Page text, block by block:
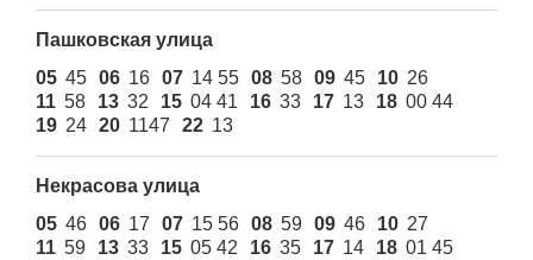
Пашковская улица
05 45 06 16 07 14 55 08 58 09 45 10 26
11 58 13 32 15 04 41 16 33 17 13 18 00 44
19 24 20 1147 22 13
Некрасова улица
05 46 06 17 07 15 56 08 59 09 46 10 27
11 59 13 33 15 05 42 16 35 17 14 18 01 45